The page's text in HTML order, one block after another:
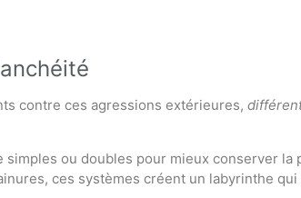
contre ces agressions extérieures,
simples ou doubles pour mieux conserver la
ces systèmes créent un labyrinthe